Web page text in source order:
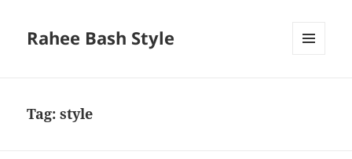
Rahee Bash Style
Tag:style